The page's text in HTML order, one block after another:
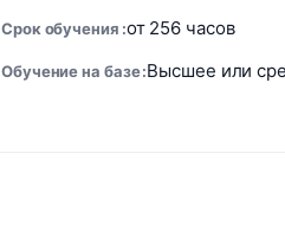
Срок обучения от 256 часов
Обучение на базе Высшее или